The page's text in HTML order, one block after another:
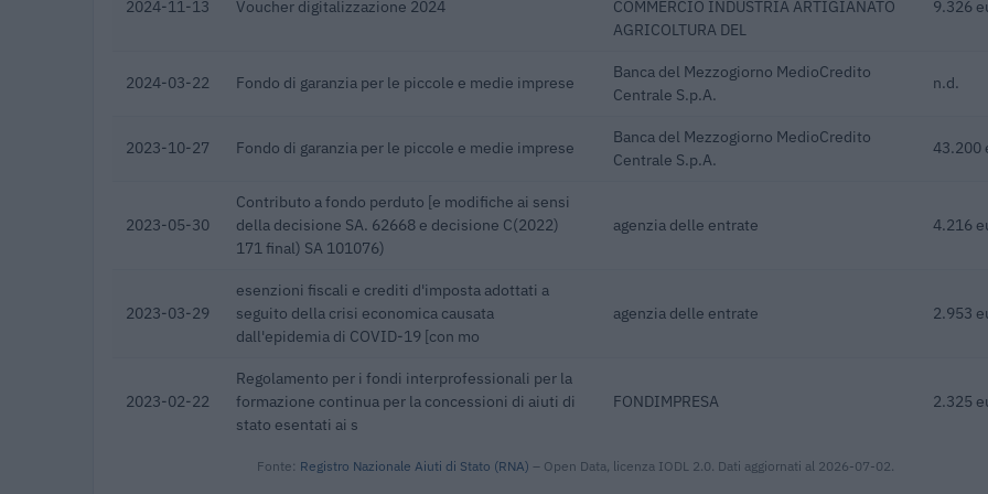
2024-11-13 Voucher digitalizzazione 2024
COMMERCIO INDUSTRIA ARTIGIANATO
AGRICOLTURA DEL
9.326
2024-03-22 Fondo di garanzia per le piccole e medie imprese
Banca del Mezzogiorno MedioCredito
Centrale S.p.A.
n.d.
2023-10-27 Fondo di garanzia per le piccole e medie imprese
Banca del Mezzogiorno MedioCredito
Centrale S.p.A.
43.200
2023-05-30
Contributo a fondo perduto [e modifiche ai sensi
della decisione SA. 62668 e decisione C(2022)
171 final) SA 101076)
agenzia delle entrate 4.216
2023-03-29
esenzioni fiscali e crediti d'imposta adottati a
seguito della crisi economica causata
dall'epidemia di COVID-19 [con mo
agenzia delle entrate 2.953
2023-02-22
Regolamento per i fondi interprofessionali per la
formazione continua per la concessioni di aiuti di
stato esentati ai s
FONDIMPRESA 2.325
Fonte: Registro Nazionale Aiuti di Stato (RNA) – Open Data, licenza IODL 2.0. Dati aggiornati al 2026-07-02.